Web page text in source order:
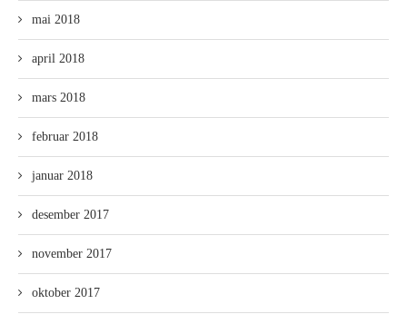
mai 2018
april 2018
mars 2018
februar 2018
januar 2018
desember 2017
november 2017
oktober 2017